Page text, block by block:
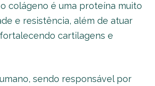
colágeno é uma proteína muito
e resistência, além de atuar
cartilagens e
sendo responsável por